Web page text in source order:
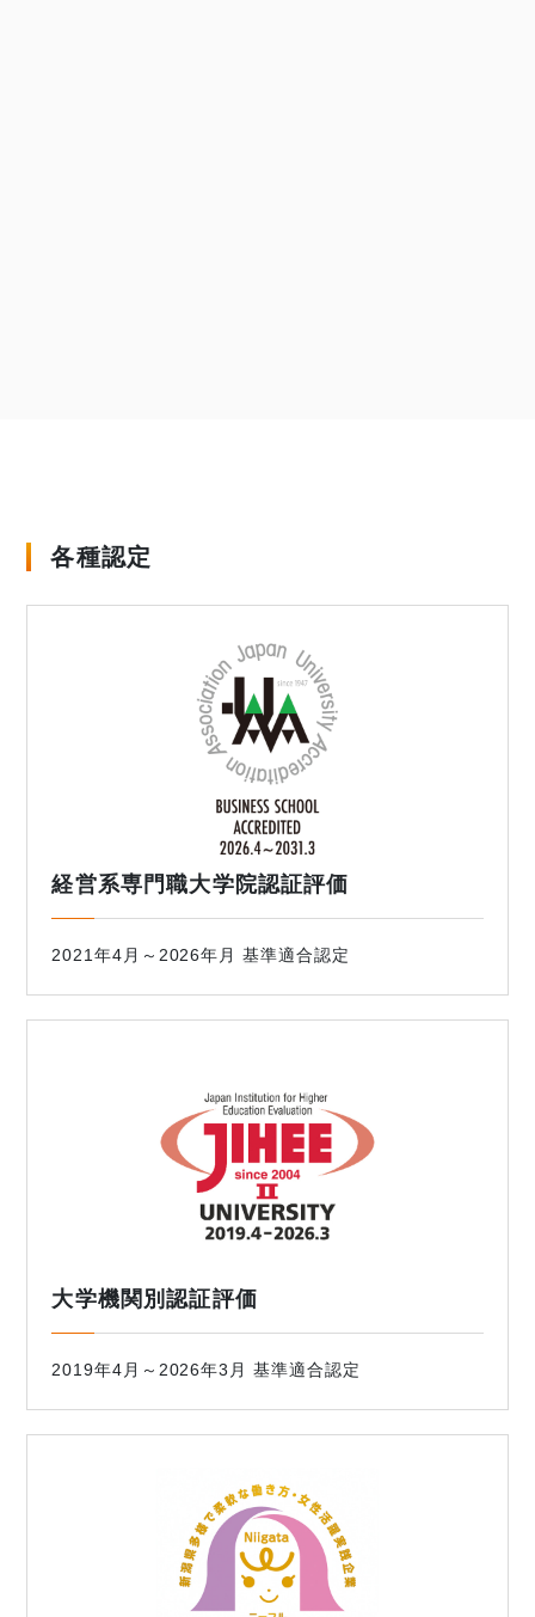
各種認定
経営系専門職大学院認証評価
2021年4月～2026年月 基準適合認定
大学機関別認証評価
2019年4月～2026年3月 基準適合認定